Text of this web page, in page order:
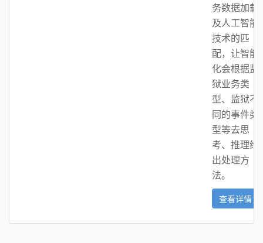
务数据加载
及人工智能
技术的匹
配，让智能
化会根据监
狱业务类
型、监狱不
同的事件类
型等去思
考、推理给
出处理方
法。
查看详情